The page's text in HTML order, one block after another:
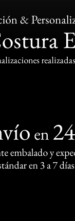
&
en
embalado y
en 3 a 7